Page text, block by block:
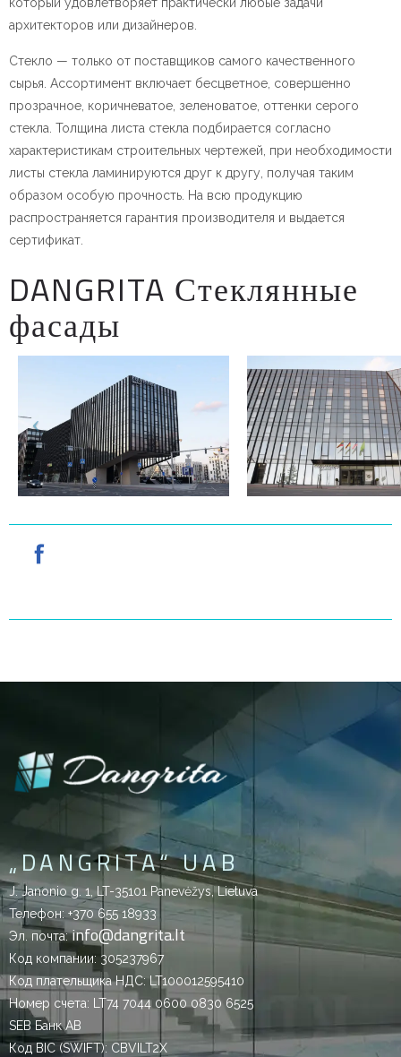
архитекторов или дизайнеров.
Стекло — только от поставщиков самого качественного
сырья. Ассортимент включает бесцветное, совершенно
прозрачное, коричневатое, зеленоватое, оттенки серого
стекла. Толщина листа стекла подбирается согласно
характеристикам строительных чертежей, при необходимости
листы стекла ламинируются друг к другу, получая таким
образом особую прочность. На всю продукцию
распространяется гарантия производителя и выдается
сертификат.
DANGRITA Стеклянные
фасады
„DANGRITA“ UAB
J. Janonio g. 1, LT-35101 Panevėžys, Lietuva
Телефон: +370 655 18933
Эл. почта:info@dangrita.lt
Код компании: 305237967
Код плательщика НДС: LT100012595410
Номер счета: LT74 7044 0600 0830 6525
SEB Банк AB
Код BIC (SWIFT): CBVILT2X